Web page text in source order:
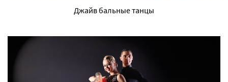
Джайв бальные танцы